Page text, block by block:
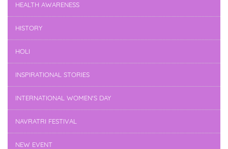
HEALTH AWARENESS
HISTORY
HOLI
INSPIRATIONAL STORIES
INTERNATIONAL WOMEN'S DAY
NAVRATRI FESTIVAL
NEW EVENT